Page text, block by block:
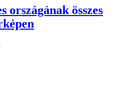
országának összes